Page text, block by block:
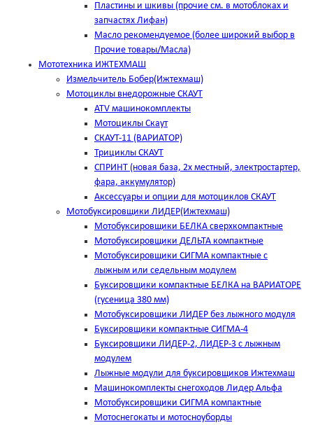
Пластины и шкивы (прочие см. в мотоблоках и
запчастях Лифан)
Масло рекомендуемое (более широкий выбор в
Прочие товары/Масла)
Мототехника ИЖТЕХМАШ
Измельчитель Бобер(Ижтехмаш)
Мотоциклы внедорожные СКАУТ
ATV машинокомплекты
Мотоциклы Скаут
СКАУТ-11 (ВАРИАТОР)
Трициклы СКАУТ
СПРИНТ (новая база, 2х местный, электростартер,
фара, аккумулятор)
Аксессуары и опции для мотоциклов СКАУТ
Мотобуксировщики ЛИДЕР(Ижтехмаш)
Мотобуксировщики БЕЛКА сверхкомпактные
Мотобуксировщики ДЕЛЬТА компактные
Мотобуксировщики СИГМА компактные с
лыжным или седельным модулем
Буксировщики компактные БЕЛКА на ВАРИАТОРЕ
(гусеница 380 мм)
Мотобуксировщики ЛИДЕР без лыжного модуля
Буксировщики компактные СИГМА-4
Буксировщики ЛИДЕР-2, ЛИДЕР-3 c лыжным
модулем
Лыжные модули для буксировщиков Ижтехмаш
Машинокомплекты снегоходов Лидер Альфа
Мотобуксировщики СИГМА компактные
Мотоснегокаты и мотосноуборды